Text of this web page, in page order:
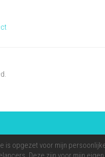
is opgezet voor mijn